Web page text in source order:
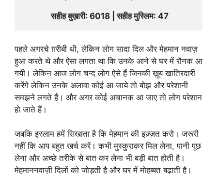
सहीह बुख़ारी: 6018 | सहीह मुस्लिम: 47
पहले अगरचे ग़रीबी थी, लेकिन लोग सादा दिल और मेहमान नवाज़
हुआ करते थे और ऐसा लगता था कि उनके आने से घर में रौनक आ
गयी। लेकिन आज लोग चन्द लोग ऐसे हैं जिनकी ख़ूब खातिरदारी
करेंगे लेकिन उनके अलावा कोई आ जाये तो बोझ और परेशानी
समझने लगते हैं। और अगर कोई अचानक आ जाए तो लोग परेशान
हो जाते हैं।
जबकि इस्लाम हमें सिखाता है कि मेहमान की इज़्ज़त करो। जरूरी
नहीं कि आप बहुत खर्च करें। कभी मुस्कुराकर मिल लेना, पानी पूछ
लेना और अच्छे तरीके से बात कर लेना भी बड़ी बात होती है।
मेहमाननवाज़ी दिलों को जोड़ती है और घर में मोहब्बत बढ़ाती है।